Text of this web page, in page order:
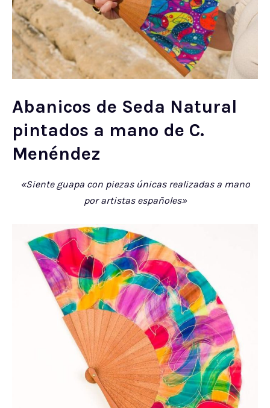
Abanicos de Seda Natural
pintados a mano de C.
Menéndez
«Siente guapa con piezas únicas realizadas a mano
por artistas españoles»